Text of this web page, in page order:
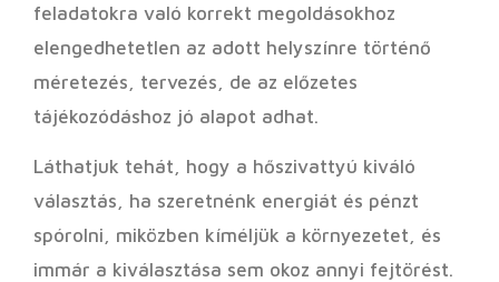
feladatokra való korrekt megoldásokhoz
elengedhetetlen az adott helyszínre történő
méretezés, tervezés, de az előzetes
tájékozódáshoz jó alapot adhat.
Láthatjuk tehát, hogy a hőszivattyú kiváló
választás, ha szeretnénk energiát és pénzt
spórolni, miközben kíméljük a környezetet, és
immár a kiválasztása sem okoz annyi fejtörést.